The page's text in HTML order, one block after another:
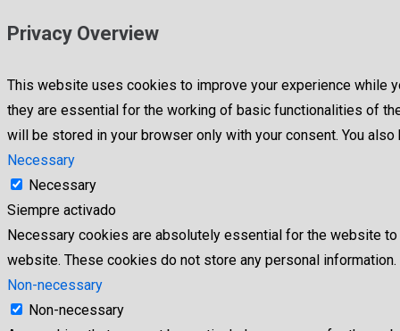
Privacy Overview
This website uses cookies to improve your experience while
they are essential for the working of basic functionalities of
will be stored in your browser only with your consent. You
Necessary
Necessary
Siempre activado
Necessary cookies are absolutely essential for the website
website. These cookies do not store any personal information.
Non-necessary
Non-necessary